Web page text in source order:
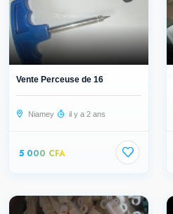
Vente Perceuse de 16
Niamey il y a 2 ans
5 000 CFA